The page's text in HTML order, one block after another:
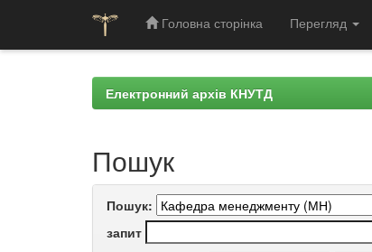
Головна сторінка Перегляд
Електронний архів КНУТД
Пошук
Пошук:
запит